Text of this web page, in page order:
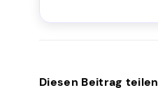
Diesen Beitrag teilen